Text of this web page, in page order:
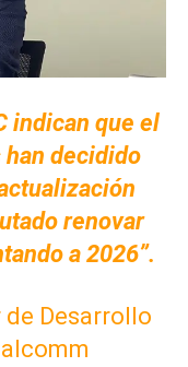
indican que el
han decidido
renovar
a 2026”.
de Desarrollo